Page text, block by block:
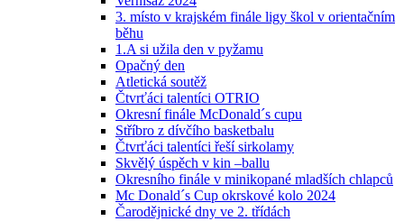
3. místo v krajském finále ligy škol v orientačním
běhu
1.A si užila den v pyžamu
Opačný den
Atletická soutěž
Čtvrťáci talentíci OTRIO
Okresní finále McDonald´s cupu
Stříbro z dívčího basketbalu
Čtvrťáci talentíci řeší sirkolamy
Skvělý úspěch v kin –ballu
Okresního finále v minikopané mladších chlapců
Mc Donald´s Cup okrskové kolo 2024
Čarodějnické dny ve 2. třídách